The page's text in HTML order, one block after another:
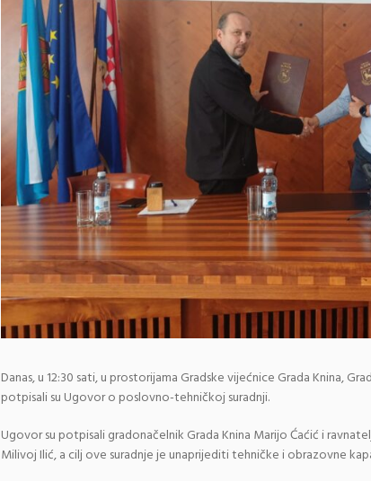
Danas, u 12:30 sati, u prostorijama Gradske vijećnice Grada Knina,
potpisali su Ugovor o poslovno-tehničkoj suradnji.
Ugovor su potpisali gradonačelnik Grada Knina Marijo Ćaćić i
Milivoj Ilić, a cilj ove suradnje je unaprijediti tehničke i obrazovne